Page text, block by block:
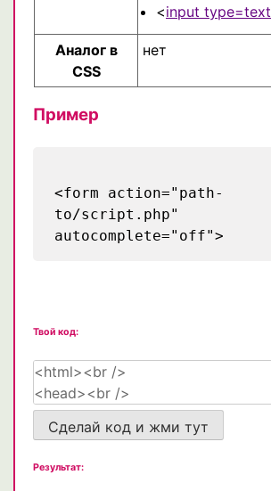
<input type=text
Аналог в
CSS
нет
Пример
<form action="path-
to/script.php"
autocomplete="off">
Твой код:
Сделай код и жми тут
Результат: